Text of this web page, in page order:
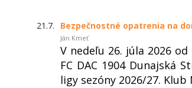
21.7. Bezpečnostné opatrenia na
Ján Kmeť
V nedeľu 26. júla 2026
FC DAC 1904 Dunajská
ligy sezóny 2026/27.